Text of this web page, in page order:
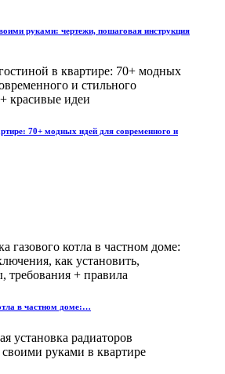
руками: чертежи, пошаговая инструкция
70+ модных идей для современного и
в частном доме:…